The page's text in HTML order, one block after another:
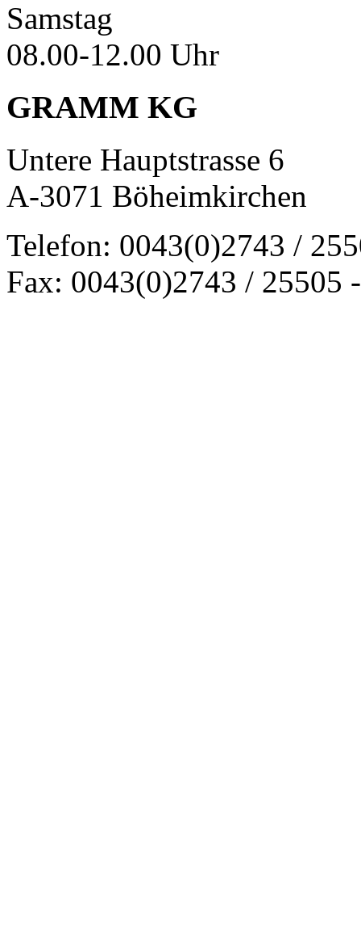
Samstag
08.00-12.00 Uhr
GRAMM KG
Untere Hauptstrasse 6
A-3071 Böheimkirchen
Telefon: 0043(0)2743 /
Fax: 0043(0)2743 / 25505